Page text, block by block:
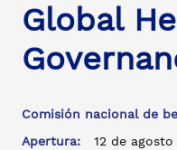
Global
Comisión nacional de
Apertura:
12 de